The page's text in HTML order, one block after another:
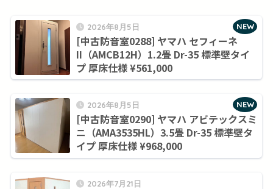
2026年8月5日
[中古防音室0288] ヤマハ セフィーネ
II（AMCB12H）1.2畳 Dr-35 標準壁タイ
プ 厚床仕様 ¥561,000
NEW
2026年8月5日
[中古防音室0290] ヤマハ アビテックスミ
ニ（AMA3535HL）3.5畳 Dr-35 標準壁タ
イプ 厚床仕様 ¥968,000
NEW
2026年7月21日